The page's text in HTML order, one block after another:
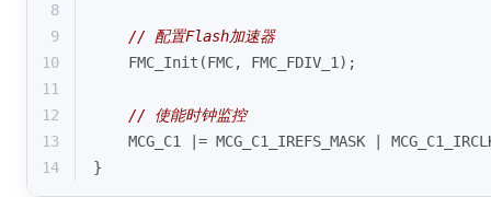
8
9
// 配置Flash加速器
10
    FMC_Init(FMC, FMC_FDIV_1);
11
12
// 使能时钟监控
13
MCG_C1 |= MCG_C1_IREFS_MASK |
14
}